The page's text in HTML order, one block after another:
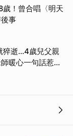
！曾合唱〈明天
事
逝...4歲兒父親
暖心一句話惹哭